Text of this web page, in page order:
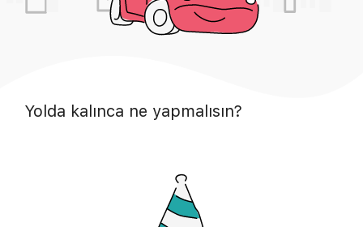
Yolda kalınca ne yapmalısın?